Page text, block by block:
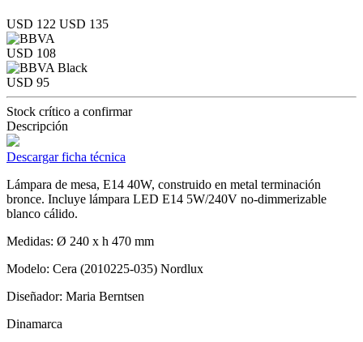
USD 122 USD 135
USD 108
USD 95
Stock crítico a confirmar
Descripción
Descargar ficha técnica
Lámpara de mesa, E14 40W, construido en metal terminación
bronce. Incluye lámpara LED E14 5W/240V no-dimmerizable
blanco cálido.
Medidas: Ø 240 x h 470 mm
Modelo: Cera (2010225-035) Nordlux
Diseñador: Maria Berntsen
Dinamarca